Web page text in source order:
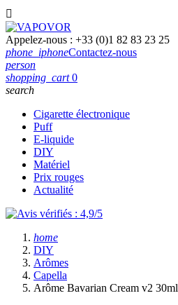

Appelez-nous : +33 (0)1 82 83 23 25
phone_iphoneContactez-nous
person
shopping_cart 0
search
Cigarette électronique
Puff
E-liquide
DIY
Matériel
Prix rouges
Actualité
home
DIY
Arômes
Capella
Arôme Bavarian Cream v2 30ml